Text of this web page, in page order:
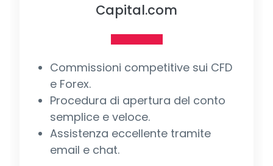
Capital.com
Commissioni competitive sui CFD
e Forex.
Procedura di apertura del conto
semplice e veloce.
Assistenza eccellente tramite
email e chat.